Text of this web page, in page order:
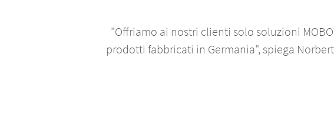
"Offriamo ai nostri clienti solo soluzioni
prodotti fabbricati in Germania", spiega